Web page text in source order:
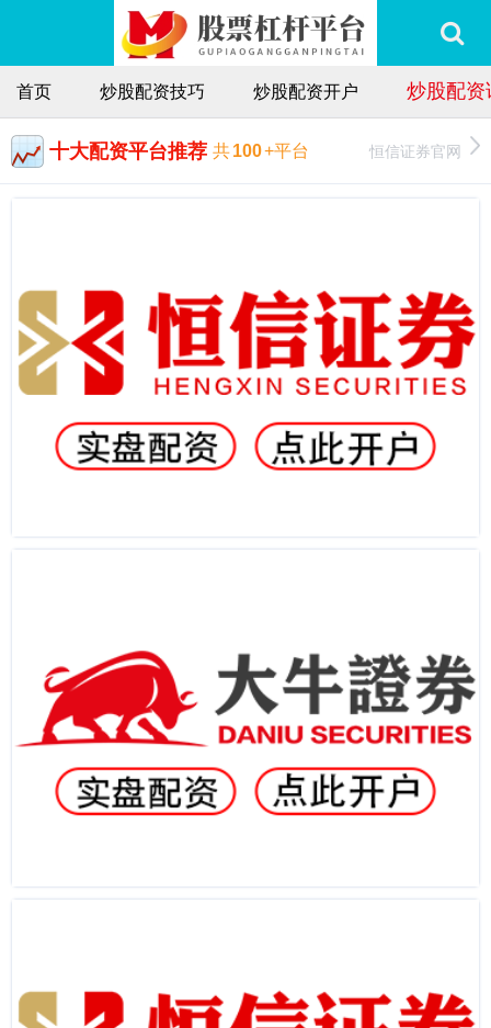
首页 炒股配资技巧 炒股配资开户 炒股配资
十大配资平台推荐 共100+平台 恒信证券官网